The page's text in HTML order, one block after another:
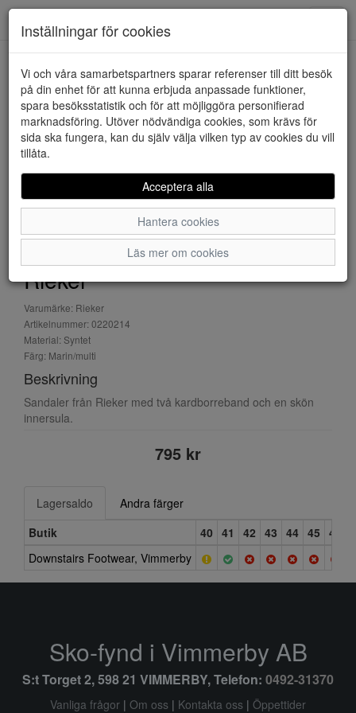
HEM RIEKER
Rieker
Varumärke: Rieker
Artikelnummer: 0220214
Material: Syntet
Färg: Marin/multi
Beskrivning
Sandaler från Rieker med två kardborreband och en skön
innersula.
795 kr
Lagersaldo
Andra färger
Butik
40 41 42 43 44 45 46
Downstairs Footwear, Vimmerby
Inställningar för cookies
Vi och våra samarbetspartners sparar referenser till ditt besök
på din enhet för att kunna erbjuda anpassade funktioner,
spara besöksstatistik och för att möjliggöra personifierad
marknadsföring. Utöver nödvändiga cookies, som krävs för
sida ska fungera, kan du själv välja vilken typ av cookies du vill
tillåta.
Acceptera alla
Hantera cookies
Läs mer om cookies
Sko-fynd i Vimmerby AB
S:t Torget 2, 598 21 VIMMERBY, Telefon: 0492-31370
Vanliga frågor | Om oss | Kontakta oss | Öppettider